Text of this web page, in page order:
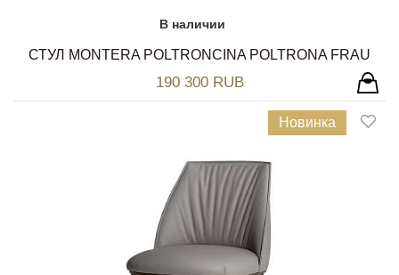
В наличии
СТУЛ MONTERA POLTRONCINA POLTRONA FRAU
190 300 RUB
Новинка